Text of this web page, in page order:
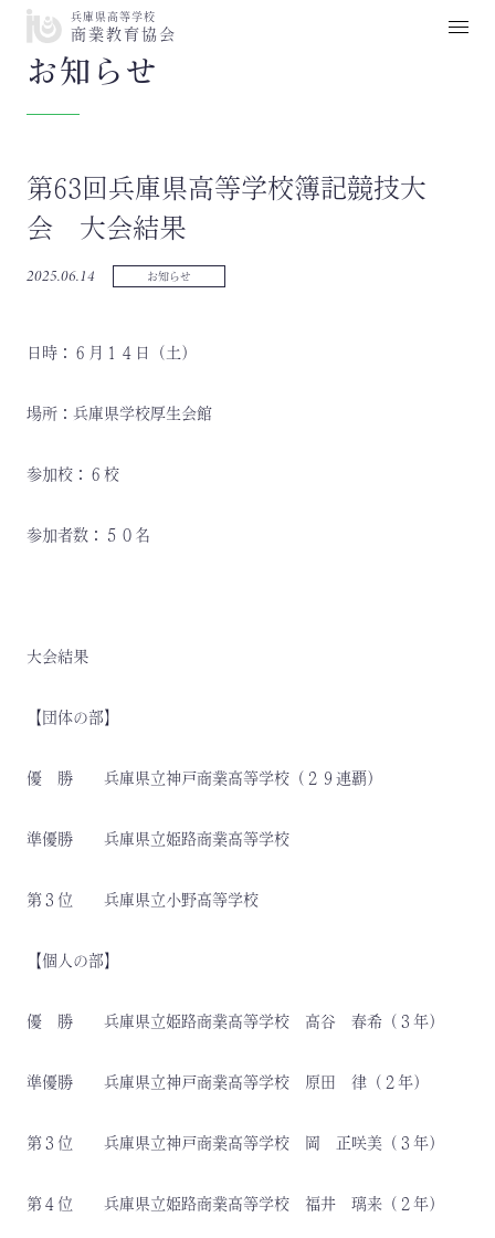
兵庫県高等学校
商業教育協会
お知らせ
第63回兵庫県高等学校簿記競技大
会 大会結果
2025.06.14 お知らせ
日時：６月１４日（土）
場所：兵庫県学校厚生会館
参加校：６校
参加者数：５０名
大会結果
【団体の部】
優 勝 兵庫県立神戸商業高等学校（２９連覇）
準優勝 兵庫県立姫路商業高等学校
第３位 兵庫県立小野高等学校
【個人の部】
優 勝 兵庫県立姫路商業高等学校 高谷 春希（３年）
準優勝 兵庫県立神戸商業高等学校 原田 律（２年）
第３位 兵庫県立神戸商業高等学校 岡 正咲美（３年）
第４位 兵庫県立姫路商業高等学校 福井 璃来（２年）